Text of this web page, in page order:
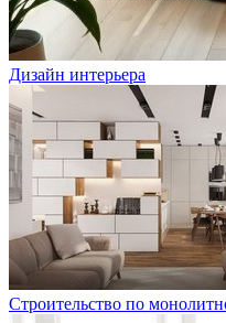
Дизайн интерьера
Строительство по